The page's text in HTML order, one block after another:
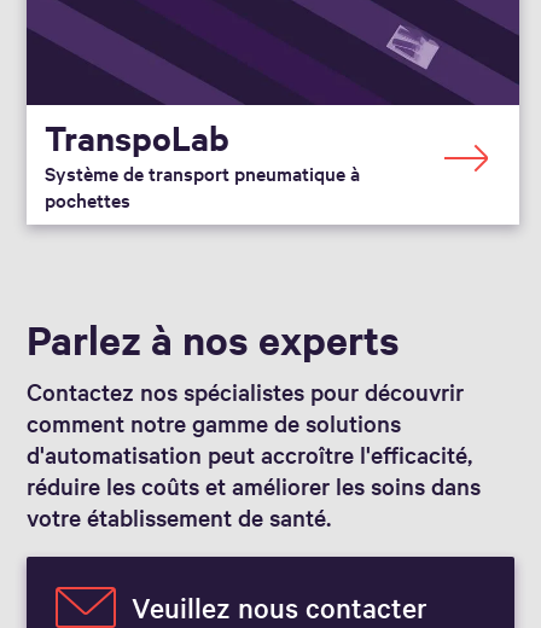
TranspoLab
Système de transport pneumatique à
pochettes
Parlez à nos experts
Contactez nos spécialistes pour découvrir
comment notre gamme de solutions
d'automatisation peut accroître l'efficacité,
réduire les coûts et améliorer les soins dans
votre établissement de santé.
Veuillez nous contacter